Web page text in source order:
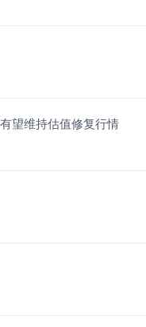
望维持估值修复行情